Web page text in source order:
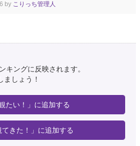
by こりっち管理人
キングに反映されます。
しょう！
観たい！」に追加する
てきた！」に追加する